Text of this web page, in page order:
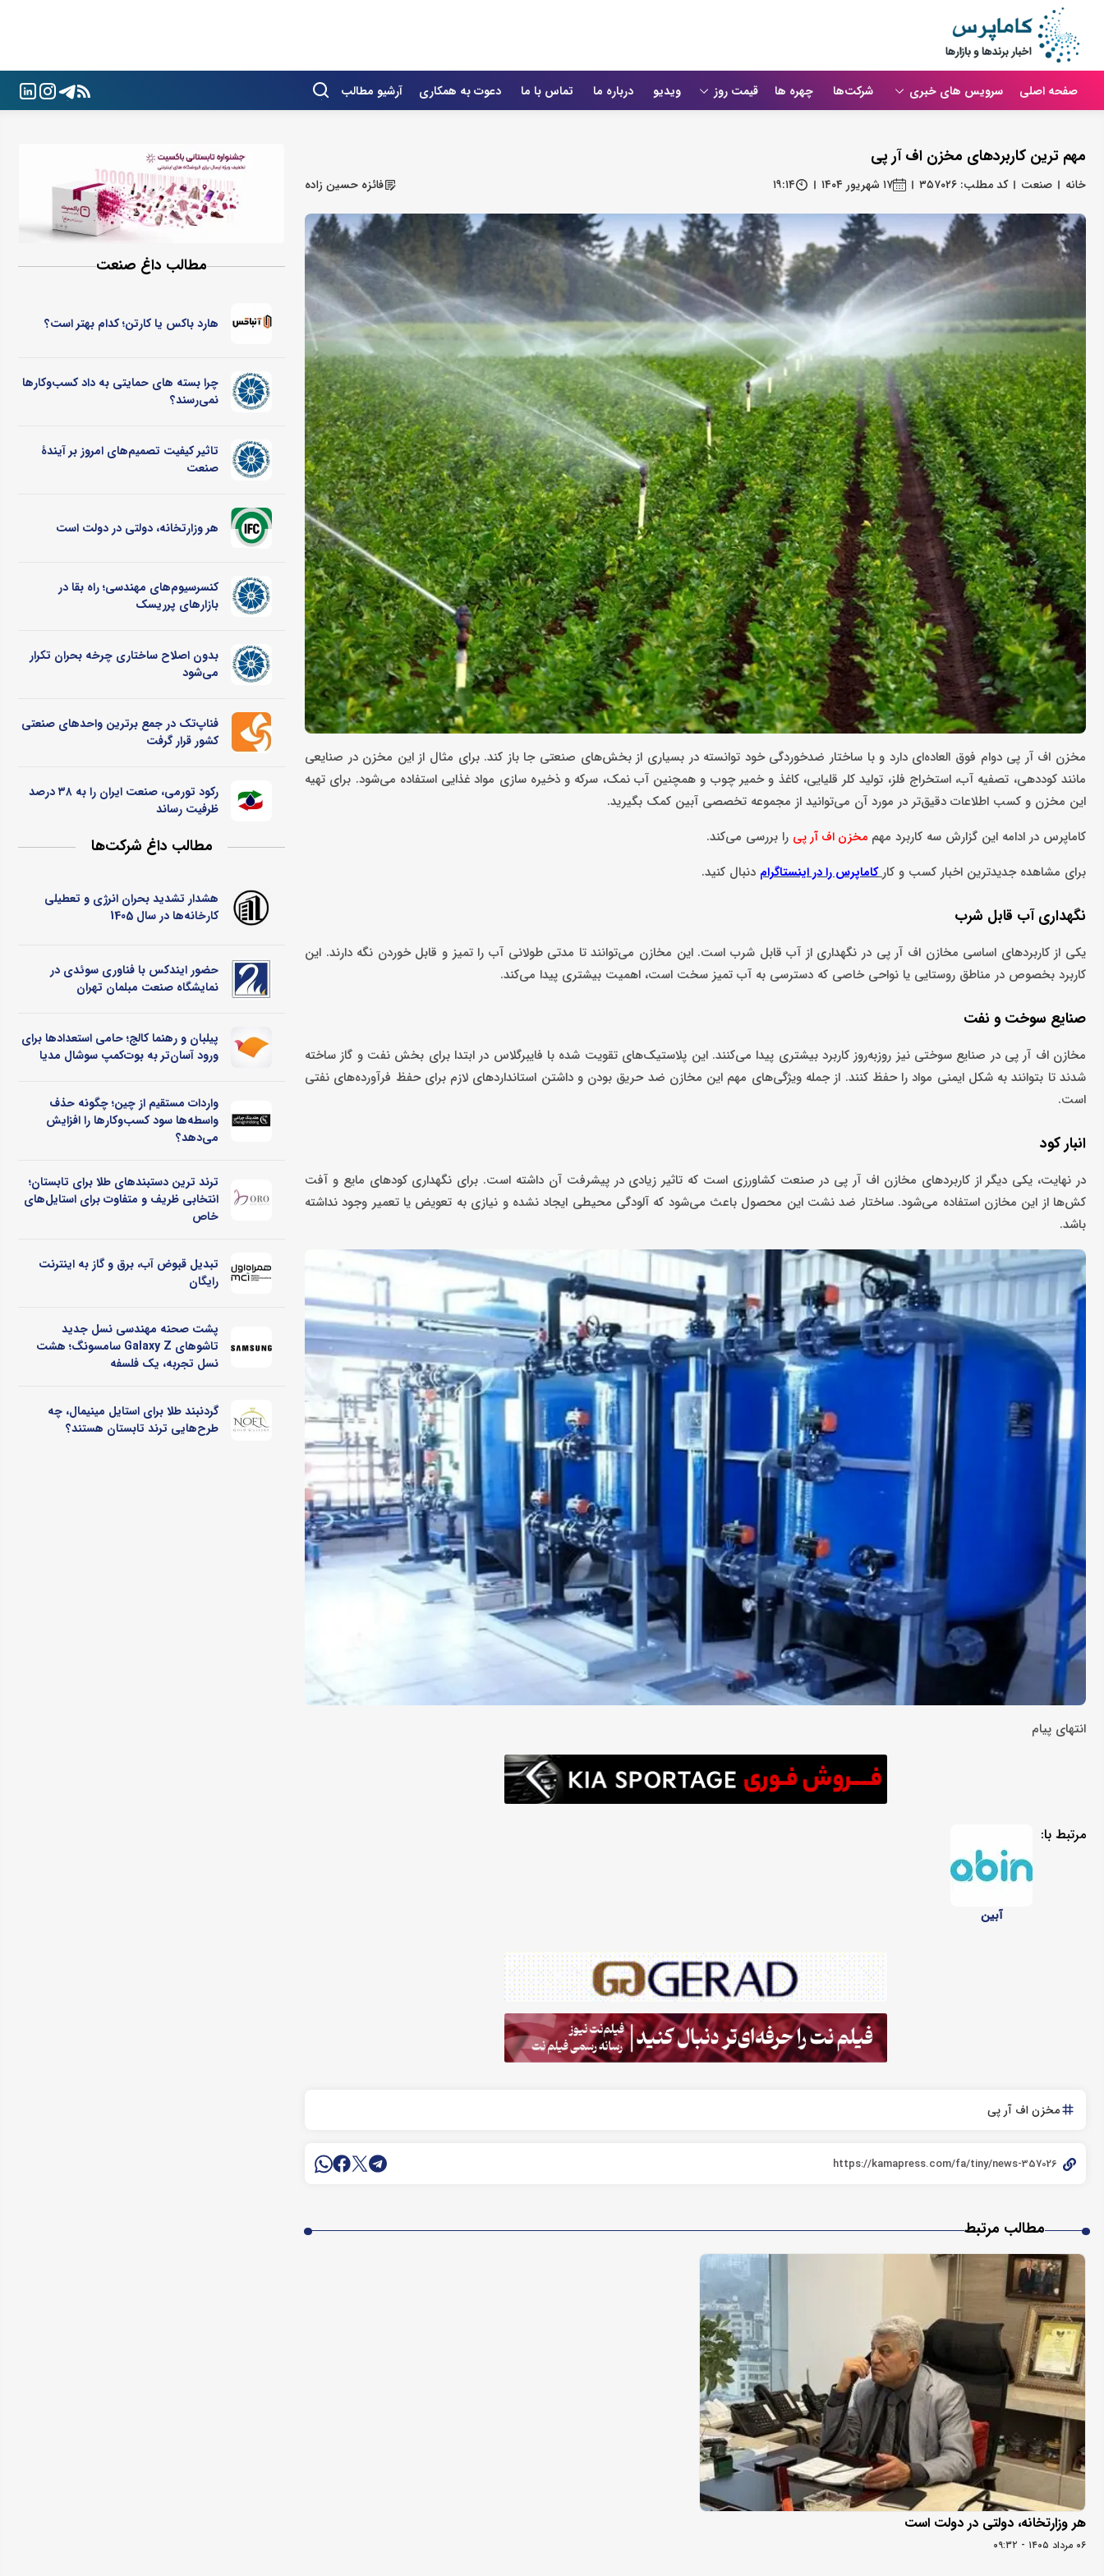
صفحه اصلی سرویس های خبری شرکت‌ها چهره ها قیمت روز ویدیو درباره ما تماس با ما دعوت به همکاری آرشیو مطالب
مهم ترین کاربردهای مخزن اف آر پی
خانه صنعت کد مطلب: ۳۵۷۰۲۶ ۱۷ شهریور ۱۴۰۴ ۱۹:۱۴ فائزه حسین زاده
مخزن اف آر پی دوام فوق العاده‌ای دارد و با ساختار ضدخوردگی خود توانسته در بسیاری از بخش‌های صنعتی جا باز کند. برای مثال از این مخزن در صنایعی
مانند کوددهی، تصفیه آب، استخراج فلز، تولید کلر قلیایی، کاغذ و خمیر چوب و همچنین آب نمک، سرکه و ذخیره سازی مواد غذایی استفاده می‌شود. برای تهیه
این مخزن و کسب اطلاعات دقیق‌تر در مورد آن می‌توانید از مجموعه تخصصی آبین کمک بگیرید.
کاماپرس در ادامه این گزارش سه کاربرد مهم مخزن اف آر پی را بررسی می‌کند.
برای مشاهده جدیدترین اخبار کسب و کار کاماپرس را در اینستاگرام دنبال کنید.
نگهداری آب قابل شرب
یکی از کاربردهای اساسی مخازن اف آر پی در نگهداری از آب قابل شرب است. این مخازن می‌توانند تا مدتی طولانی آب را تمیز و قابل خوردن نگه دارند. این
کاربرد بخصوص در مناطق روستایی یا نواحی خاصی که دسترسی به آب تمیز سخت است، اهمیت بیشتری پیدا می‌کند.
صنایع سوخت و نفت
مخازن اف آر پی در صنایع سوختی نیز روزبه‌روز کاربرد بیشتری پیدا می‌کنند. این پلاستیک‌های تقویت شده با فایبرگلاس در ابتدا برای بخش نفت و گاز ساخته
شدند تا بتوانند به شکل ایمنی مواد را حفظ کنند. از جمله ویژگی‌های مهم این مخازن ضد حریق بودن و داشتن استانداردهای لازم برای حفظ فرآورده‌های نفتی
است.
انبار کود
در نهایت، یکی دیگر از کاربردهای مخازن اف آر پی در صنعت کشاورزی است که تاثیر زیادی در پیشرفت آن داشته است. برای نگهداری کودهای مایع و آفت
کش‌ها از این مخازن استفاده می‌شود. ساختار ضد نشت این محصول باعث می‌شود که آلودگی‌ محیطی ایجاد نشده و نیازی به تعویض یا تعمیر وجود نداشته
باشد.
انتهای پیام
مرتبط با:
آبین
مخزن اف آر پی
مطالب مرتبط
هر وزارتخانه، دولتی در دولت است
۰۶ مرداد ۱۴۰۵ - ۰۹:۳۲
مطالب داغ صنعت
هارد باکس یا کارتن؛ کدام بهتر است؟
چرا بسته های حمایتی به داد کسب‌وکارها
نمی‌رسند؟
تاثیر کیفیت تصمیم‌های امروز بر آیندۀ
صنعت
هر وزارتخانه، دولتی در دولت است
کنسرسیوم‌های مهندسی؛ راه بقا در
بازارهای پرریسک
بدون اصلاح ساختاری چرخه بحران تکرار
می‌شود
فناپ‌تک در جمع برترین واحدهای صنعتی
کشور قرار گرفت
رکود تورمی، صنعت ایران را به ۳۸ درصد
ظرفیت رساند
مطالب داغ شرکت‌ها
هشدار تشدید بحران انرژی و تعطیلی
کارخانه‌ها در سال 1405
حضور ایندکس با فناوری سوئدی در
نمایشگاه صنعت مبلمان تهران
پیلبان و رهنما کالج؛ حامی استعدادها برای
ورود آسان‌تر به بوت‌کمپ سوشال مدیا
واردات مستقیم از چین؛ چگونه حذف
واسطه‌ها سود کسب‌وکارها را افزایش
می‌دهد؟
ترند ترین دستبندهای طلا برای تابستان؛
انتخابی ظریف و متفاوت برای استایل‌های
خاص
تبدیل قبوض آب، برق و گاز به اینترنت
رایگان
پشت صحنه مهندسی نسل جدید
تاشوهای Galaxy Z سامسونگ؛ هشت
نسل تجربه، یک فلسفه
گردنبند طلا برای استایل مینیمال، چه
طرح‌هایی ترند تابستان هستند؟